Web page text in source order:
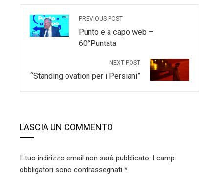
PREVIOUS POST
Punto e a capo web –
60°Puntata
NEXT POST
“Standing ovation per i Persiani”
LASCIA UN COMMENTO
Il tuo indirizzo email non sarà pubblicato. I campi
obbligatori sono contrassegnati *